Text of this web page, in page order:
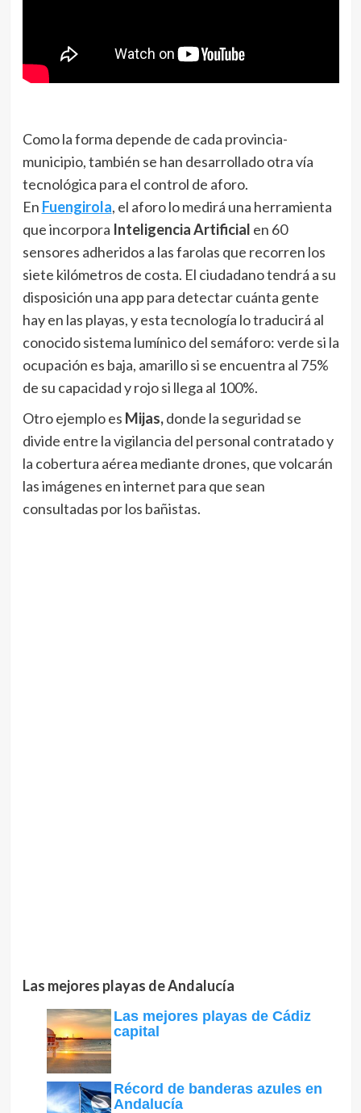
Como la forma depende de cada provincia-
municipio, también se han desarrollado otra vía
tecnológica para el control de aforo.
En Fuengirola, el aforo lo medirá una herramienta
que incorpora Inteligencia Artificial en 60
sensores adheridos a las farolas que recorren los
siete kilómetros de costa. El ciudadano tendrá a su
disposición una app para detectar cuánta gente
hay en las playas, y esta tecnología lo traducirá al
conocido sistema lumínico del semáforo: verde si la
ocupación es baja, amarillo si se encuentra al 75%
de su capacidad y rojo si llega al 100%.
Otro ejemplo es Mijas,donde la seguridad se
divide entre la vigilancia del personal contratado y
la cobertura aérea mediante drones, que volcarán
las imágenes en internet para que sean
consultadas por los bañistas.
Las mejores playas de Andalucía
Las mejores playas de Cádiz
capital
Récord de banderas azules en
Andalucía